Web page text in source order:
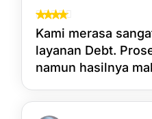
Kami merasa
layanan Debt.
namun hasilnya